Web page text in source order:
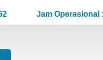
Jam Operasional :